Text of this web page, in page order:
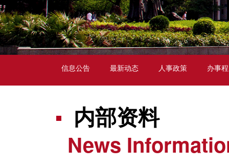
信息公告 最新动态 人事政策 办事
内部资料
News